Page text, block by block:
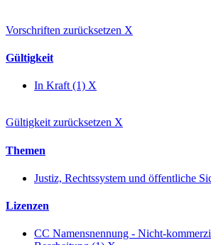
Vorschriften zurücksetzen X
Gültigkeit
In Kraft (1) X
Gültigkeit zurücksetzen X
Themen
Justiz, Rechtssystem und öffentliche
Lizenzen
CC Namensnennung - Nicht-